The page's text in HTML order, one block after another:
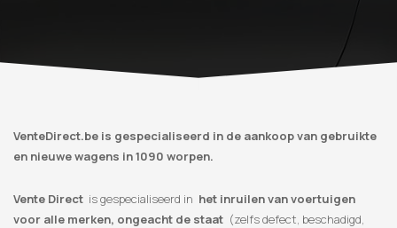
VenteDirect.be is gespecialiseerd in de aankoop van gebruikte
en nieuwe wagens in 1090 worpen.
Vente Direct is gespecialiseerd in het inruilen van voertuigen
voor alle merken, ongeacht de staat (zelfs defect, beschadigd,